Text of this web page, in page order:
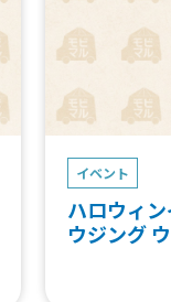
イベント
ハロウィ
ウジング